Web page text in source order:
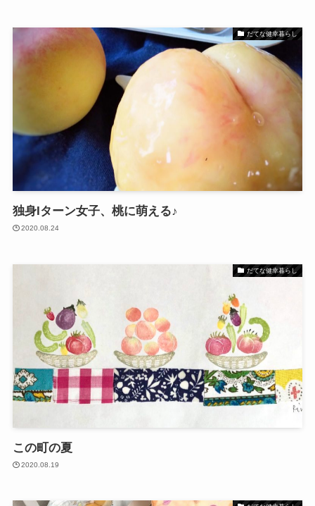
だてな健幸暮らし
独身Iターン女子、桃に萌える♪
2020.08.24
だてな健幸暮らし
この町の夏
2020.08.19